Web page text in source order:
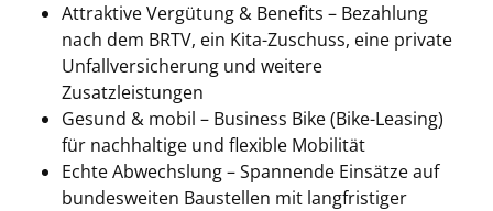
Attraktive Vergütung & Benefits – Bezahlung
nach dem BRTV, ein Kita-Zuschuss, eine private
Unfallversicherung und weitere
Zusatzleistungen
Gesund & mobil – Business Bike (Bike-Leasing)
für nachhaltige und flexible Mobilität
Echte Abwechslung – Spannende Einsätze auf
bundesweiten Baustellen mit langfristiger